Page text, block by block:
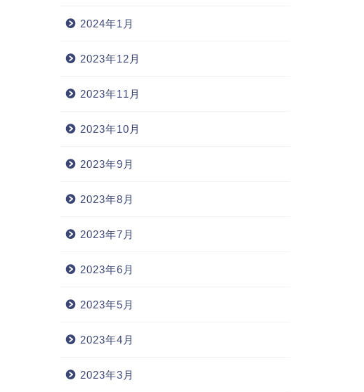
2024年1月
2023年12月
2023年11月
2023年10月
2023年9月
2023年8月
2023年7月
2023年6月
2023年5月
2023年4月
2023年3月